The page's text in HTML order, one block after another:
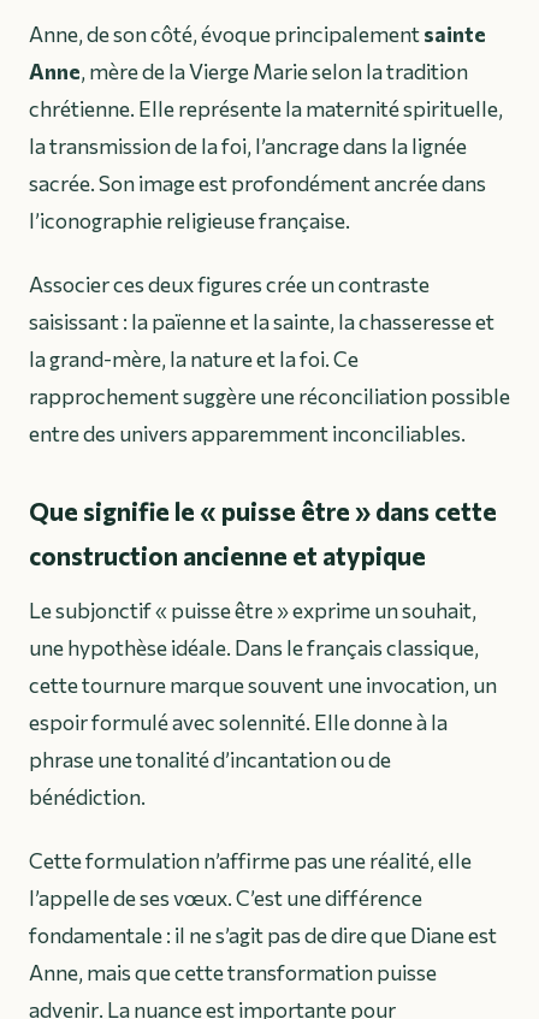
Anne, de son côté, évoque principalementsainte
Anne, mère de la Vierge Marie selon la tradition
chrétienne. Elle représente la maternité spirituelle,
la transmission de la foi, l’ancrage dans la lignée
sacrée. Son image est profondément ancrée dans
l’iconographie religieuse française.
Associer ces deux figures crée un contraste
saisissant : la païenne et la sainte, la chasseresse et
la grand-mère, la nature et la foi. Ce
rapprochement suggère une réconciliation possible
entre des univers apparemment inconciliables.
Que signifie le « puisse être » dans cette
construction ancienne et atypique
Le subjonctif « puisse être » exprime un souhait,
une hypothèse idéale. Dans le français classique,
cette tournure marque souvent une invocation, un
espoir formulé avec solennité. Elle donne à la
phrase une tonalité d’incantation ou de
bénédiction.
Cette formulation n’affirme pas une réalité, elle
l’appelle de ses vœux. C’est une différence
fondamentale : il ne s’agit pas de dire que Dianeest
Anne, mais que cette transformationpuisse
advenir. La nuance est importante pour